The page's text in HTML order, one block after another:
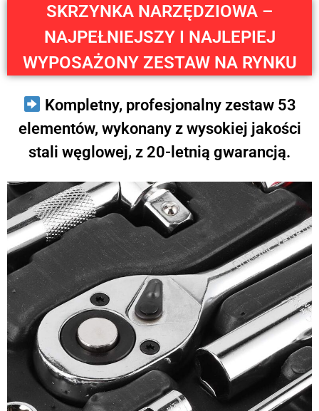
SKRZYNKA NARZĘDZIOWA –
NAJPEŁNIEJSZY I NAJLEPIEJ
WYPOSAŻONY ZESTAW NA RYNKU
Kompletny, profesjonalny zestaw 53
elementów, wykonany z wysokiej jakości
stali węglowej, z 20-letnią gwarancją.